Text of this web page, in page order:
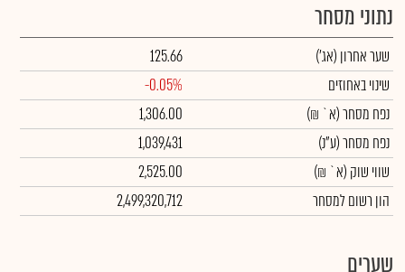
נתוני מסחר
שער אחרון (אג')
125.66
שינוי באחוזים
-0.05%
נפח מסחר(א` ₪)
1,306.00
נפח מסחר(ע"נ)
1,039,431
שווי שוק (א` ₪)
2,525.00
הון רשום למסחר
2,499,320,712
שערים